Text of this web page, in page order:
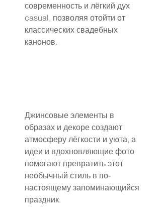
современность и лёгкий дух
casual, позволяя отойти от
классических свадебных
канонов.
Джинсовые элементы в
образах и декоре создают
атмосферу лёгкости и уюта, а
идеи и вдохновляющие фото
помогают превратить этот
необычный стиль в по-
настоящему запоминающийся
праздник.